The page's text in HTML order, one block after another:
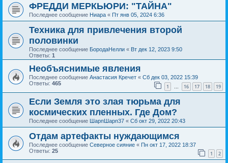
ФРЕДДИ МЕРКЬЮРИ: "ТАЙНА"
Последнее сообщение Ниара « Пт янв 05, 2024 6:36
Техника для привлечения второй
половинки
Последнее сообщение БородаНелли « Вт дек 12, 2023 9:50
Ответы: 1
Необъяснимые явления
Последнее сообщение Анастасия Кречет « Сб дек 03, 2022 15:39
Ответы: 465 1 … 16 17 18 19
Если Земля это злая тюрьма для
космических пленных. Где Дом?
Последнее сообщение ШарпШарп37 « Сб окт 29, 2022 20:43
Отдам артефакты нуждающимся
Последнее сообщение Северное сияние « Пн окт 17, 2022 18:37
Ответы: 25 1 2